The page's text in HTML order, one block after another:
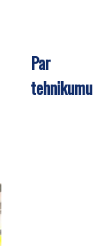
Par
tehnikumu